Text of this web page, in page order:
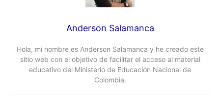
Anderson Salamanca
Hola, mi nombre es Anderson Salamanca y he creado este
sitio web con el objetivo de facilitar el acceso al material
educativo del Ministerio de Educación Nacional de
Colombia.